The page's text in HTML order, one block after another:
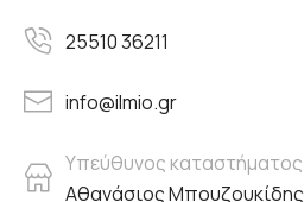
25510 36211
info@ilmio.gr
Υπεύθυνος καταστήματος
Αθανάσιος Μπουζουκίδης